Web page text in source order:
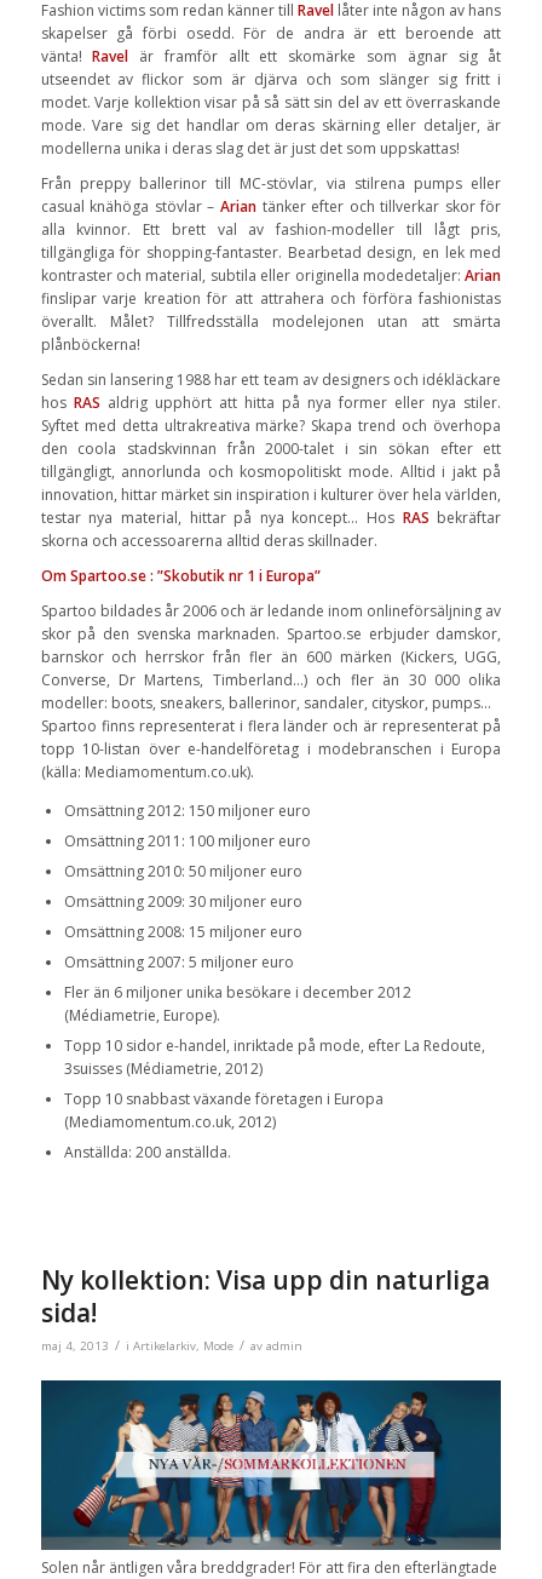
Fashion victims som redan känner tillRavel låter inte någon av hans
skapelser gå förbi osedd. För de andra är ett beroende att
vänta!Ravel är framför allt ett skomärke som ägnar sig åt
utseendet av flickor som är djärva och som slänger sig fritt i
modet. Varje kollektion visar på så sätt sin del av ett överraskande
mode. Vare sig det handlar om deras skärning eller detaljer, är
modellerna unika i deras slag det är just det som uppskattas!
Från preppy ballerinor till MC-stövlar, via stilrena pumps eller
casual knähöga stövlar – Ariantänker efter och tillverkar skor för
alla kvinnor. Ett brett val av fashion-modeller till lågt pris,
tillgängliga för shopping-fantaster. Bearbetad design, en lek med
kontraster och material, subtila eller originella modedetaljer:Arian
finslipar varje kreation för att attrahera och förföra fashionistas
överallt. Målet? Tillfredsställa modelejonen utan att smärta
plånböckerna!
Sedan sin lansering 1988 har ett team av designers och idékläckare
hos RAS aldrig upphört att hitta på nya former eller nya stiler.
Syftet med detta ultrakreativa märke? Skapa trend och överhopa
den coola stadskvinnan från 2000-talet i sin sökan efter ett
tillgängligt, annorlunda och kosmopolitiskt mode. Alltid i jakt på
innovation, hittar märket sin inspiration i kulturer över hela världen,
testar nya material, hittar på nya koncept… Hos RAS bekräftar
skorna och accessoarerna alltid deras skillnader.
Om Spartoo.se : ”Skobutik nr 1 i Europa”
Spartoo bildades år 2006 och är ledande inom onlineförsäljning av
skor på den svenska marknaden. Spartoo.se erbjuder damskor,
barnskor och herrskor från fler än 600 märken (Kickers, UGG,
Converse, Dr Martens, Timberland…) och fler än 30 000 olika
modeller: boots, sneakers, ballerinor, sandaler, cityskor, pumps…
Spartoo finns representerat i flera länder och är representerat på
topp 10-listan över e-handelföretag i modebranschen i Europa
(källa: Mediamomentum.co.uk).
Omsättning 2012: 150 miljoner euro
Omsättning 2011: 100 miljoner euro
Omsättning 2010: 50 miljoner euro
Omsättning 2009: 30 miljoner euro
Omsättning 2008: 15 miljoner euro
Omsättning 2007: 5 miljoner euro
Fler än 6 miljoner unika besökare i december 2012
(Médiametrie, Europe).
Topp 10 sidor e-handel, inriktade på mode, efter La Redoute,
3suisses (Médiametrie, 2012)
Topp 10 snabbast växande företagen i Europa
(Mediamomentum.co.uk, 2012)
Anställda: 200 anställda.
Ny kollektion: Visa upp din naturliga
sida!
maj 4, 2013 / i Artikelarkiv, Mode / av admin
Solen når äntligen våra breddgrader! För att fira den efterlängtade